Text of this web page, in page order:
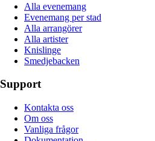
Alla evenemang
Evenemang per stad
Alla arrangörer
Alla artister
Knislinge
Smedjebacken
Support
Kontakta oss
Om oss
Vanliga frågor